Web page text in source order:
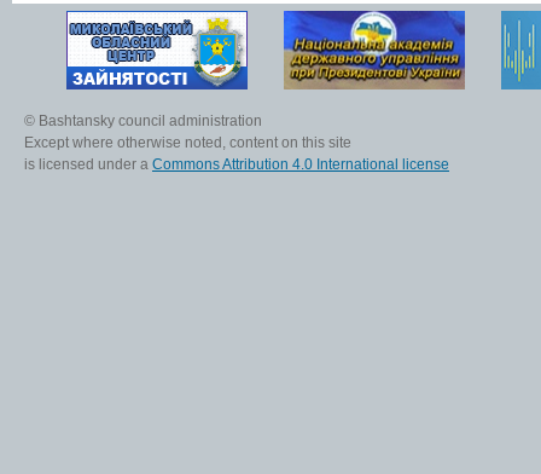
© Bashtansky council administration
Except where otherwise noted, content on this site
is licensed under a Commons Attribution 4.0 International license